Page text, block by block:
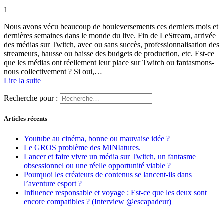
1
Nous avons vécu beaucoup de bouleversements ces derniers mois et
dernières semaines dans le monde du live. Fin de LeStream, arrivée
des médias sur Twitch, avec ou sans succès, professionnalisation des
streameurs, hausse ou baisse des budgets de production, etc. Est-ce
que les médias ont réellement leur place sur Twitch ou fantasmons-
nous collectivement ? Si oui,…
Lire la suite
Recherche pour :
Articles récents
Youtube au cinéma, bonne ou mauvaise idée ?
Le GROS problème des MINIatures.
Lancer et faire vivre un média sur Twitch, un fantasme
obsessionnel ou une réelle opportunité viable ?
Pourquoi les créateurs de contenus se lancent-ils dans
l’aventure esport ?
Influence responsable et voyage : Est-ce que les deux sont
encore compatibles ? (Interview @escapadeur)